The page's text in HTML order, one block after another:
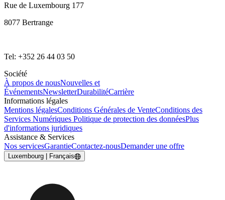
Rue de Luxembourg 177
8077 Bertrange
Tel: +352 26 44 03 50
Société
À propos de nousNouvelles et
ÉvénementsNewsletterDurabilitéCarrière
Informations légales
Mentions légalesConditions Générales de VenteConditions des
Services Numériques Politique de protection des donnéesPlus
d'informations juridiques
Assistance & Services
Nos servicesGarantieContactez-nousDemander une offre
Luxembourg | Français